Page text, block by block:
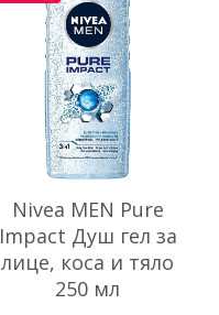
Nivea MEN Pure
Impact Душ гел за
лице, коса и тяло
250 мл